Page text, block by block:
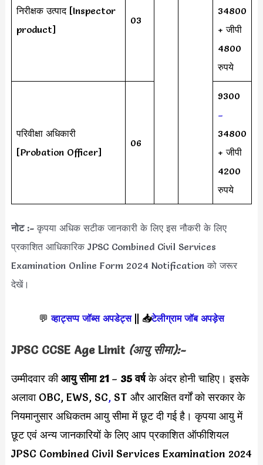
निरीक्षक उत्पाद [Inspector
product]
03
34800
+ जीपी
4800
रुपये
परिवीक्षा अधिकारी
[Probation Officer]
06
9300
–
34800
+ जीपी
4200
रुपये
नोट :-कृपया अधिक सटीक जानकारी के लिए इस नौकरी के लिए
प्रकाशित आधिकारिक JPSC Combined Civil Services
Examination Online Form 2024 Notification को जरूर
देखें।
💬 व्हाट्सप्प जॉब्स अपडेट्स|| 📥टेलीग्राम जॉब अपड़ेस
JPSC CCSE Age Limit (आयु सीमा):-
उम्मीदवार कीआयु सीमा 21– 35 वर्षके अंदर होनी चाहिए। इसके
अलावा OBC, EWS, SC,ST और आरक्षित वर्गों को सरकार के
नियमानुसार अधिकतम आयु सीमा में छूट दी गई है। कृपया आयु में
छूट एवं अन्य जानकारियों के लिए आप प्रकाशित ऑफीशियल
JPSC Combined Civil Services Examination 2024